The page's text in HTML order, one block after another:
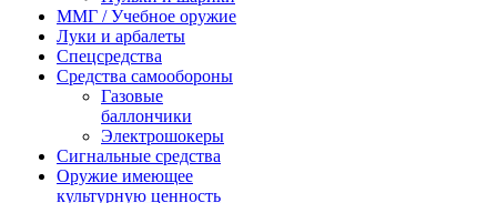
ММГ / Учебное оружие
Луки и арбалеты
Спецсредства
Средства самообороны
Газовые
баллончики
Электрошокеры
Сигнальные средства
Оружие имеющее
культурную ценность